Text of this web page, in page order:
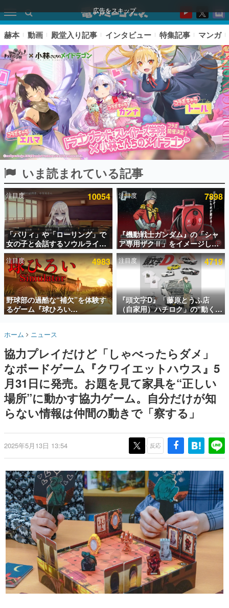
広告をスキップ
ピックアップ
電ファミのいま読まれている記事ランキング
アプリセール情報
インタビュー
連載・特集一覧
殿堂入り記事
SNS拡散数が数千以上！ ページビュー数万以上！ などな
ど。多くの人々に読まれた、電ファミ渾身の“殿堂入り”記
事をまとめました。
名作ゲームクリエイターの方々に製作時のエピソードをお
きます。
赫本
この物語を解いてはいけない。『赫本』は、〈試験問題〉
の形をした短編ホラー小説集です。
新世代に訊く
これからのデジタルゲーム市場を担う若きクリエイター達
ゲーム世代の作家たち
ゲームに多大な影響を受けた作家さんに取材し、ゲームが
画です。
日本モバイルゲーム産業史
日本のモバイルゲーム史における主要なトピック・タイト
ルを網羅するほか、開発者へのインタビューや識者による
解説を掲載。約20年の歴史が一望できる決定版！
若ゲのいたり〜ゲームクリエイターの青春〜
『うつヌケ』『ペンと箸』等で知られるマンガ家・田中圭
一先生によるゲーム業界レポートマンガです。
なんでゲームは面白い？
ゲーム開発者・hamatsu氏がゲームの魅力を画面や操作の
具体的な形から解き明かしていく、硬派で骨太な評論連載
赫本 動画 殿堂入り記事 インタビュー 特集記事 マンガ
いま読まれている記事
注目度 10054
「パリィ」や「ローリング」で
女の子と会話するソウルライク
恋愛ゲーム『小早川さんはソウ
ルライク』無料公開。返事に失
敗すると「YOU DIED」
注目度 7898
『機動戦士ガンダム』の「シャ
ア専用ザクⅡ」をイメージした
散水ホースリールが予約開始。
本体にはシャアのパーソナルマ
ークやジオン公国軍のエンブレ
ム、型式番号などを配置
注目度 4983
野球部の過酷な“補欠”を体験す
るゲーム『球ひろい
Simulator』が「1件」のウィッ
対応しSNSで話題に。『キング
ダム・カム』開発元やチェコの
プロ野球選手から称賛の声
注目度 4719
『頭文字D』「藤原とうふ店
（自家用）ハチロク」の“動くテ
ィッシュケース”が買えるポップ
ら8月20日までの期間限定で開
催予定
ホーム ニュース
協力プレイだけど「しゃべったらダメ」
なボードゲーム『クワイエットハウス』5
月31日に発売。お題を見て家具を“正しい
場所”に動かす協力ゲーム。自分だけが知
らない情報は仲間の動きで「察する」
2025年5月13日 13:54 反応